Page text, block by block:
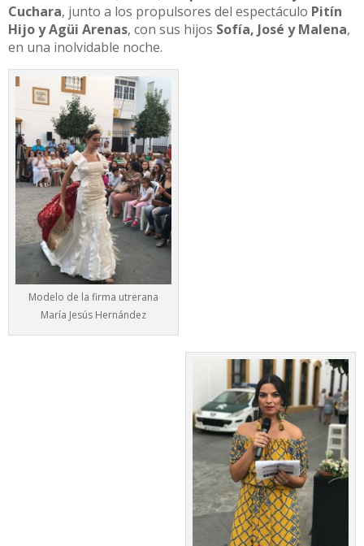
Cuchara, junto a los propulsores del espectáculo Pitín
Hijo y Agüi Arenas, con sus hijos Sofía, José y Malena,
en una inolvidable noche.
Modelo de la firma utrerana
María Jesús Hernández